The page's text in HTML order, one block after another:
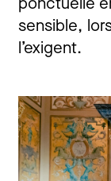
sensible,
l’exigent.